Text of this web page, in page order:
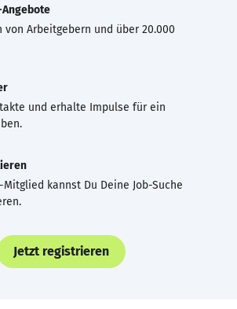
von Arbeitgebern und über 20.000
und erhalte Impulse für ein
kannst Du Deine Job-Suche
Jetzt registrieren